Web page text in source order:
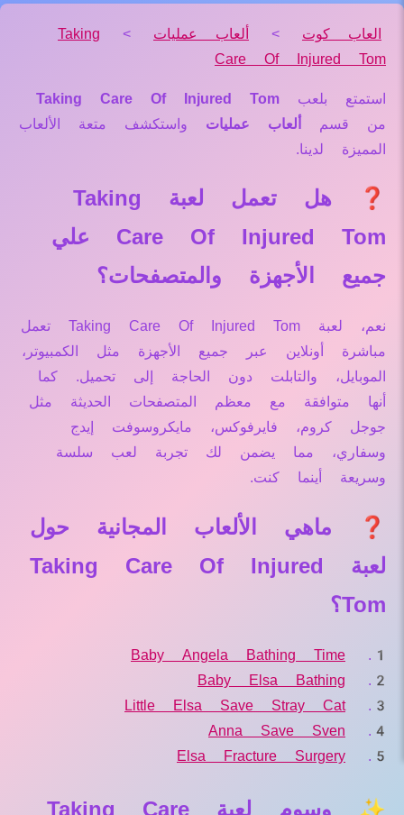
العاب كوت > ألعاب عمليات >
Taking
Care Of Injured Tom
استمتع بلعب Taking Care Of Injured Tom
من قسم
ألعاب عمليات واستكشف متعة الألعاب
المميزة لدينا.
❓ هل تعمل لعبة Taking
Care Of Injured Tom علي
جميع الأجهزة والمتصفحات؟
نعم، لعبة Taking Care Of Injured Tom تعمل
مباشرة أونلاين عبر جميع الأجهزة مثل الكمبيوتر،
الموبايل، والتابلت دون الحاجة إلى تحميل. كما
أنها متوافقة مع معظم المتصفحات الحديثة مثل
جوجل كروم، فايرفوكس، مايكروسوفت إيدج
وسفاري، مما يضمن لك تجربة لعب سلسة
وسريعة أينما كنت.
❓ ماهي الألعاب المجانية حول
لعبة Taking Care Of Injured
Tom؟
Baby Angela Bathing Time
Baby Elsa Bathing
Little Elsa Save Stray Cat
Anna Save Sven
Elsa Fracture Surgery
✨ وسوم لعبة Taking Care